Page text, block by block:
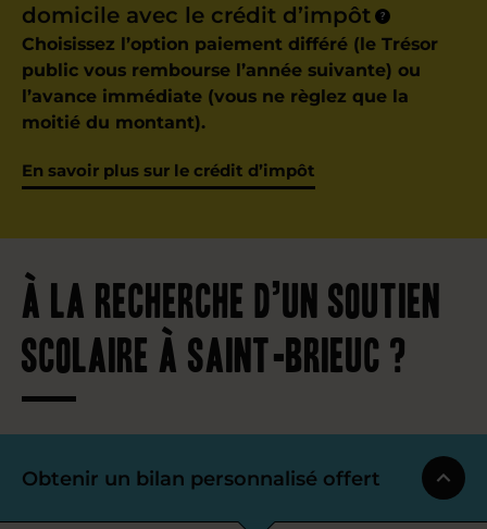
domicile avec le crédit d’impôt
?
Choisissez l’option paiement différé (le Trésor
public vous rembourse l’année suivante) ou
l’avance immédiate (vous ne règlez que la
moitié du montant).
En savoir plus sur le crédit d’impôt
À la recherche d’un soutien
scolaire à Saint-Brieuc ?
Obtenir un bilan personnalisé offert